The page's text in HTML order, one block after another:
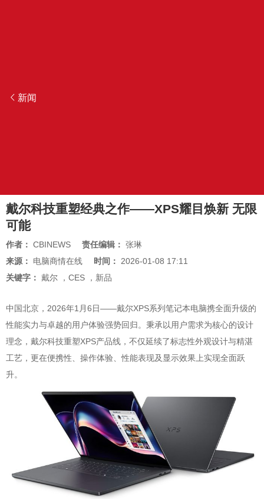
新闻
戴尔科技重塑经典之作——XPS耀目焕新 无限
可能
作者： CBINEWS 责任编辑： 张琳
来源： 电脑商情在线 时间： 2026-01-08 17:11
关键字： 戴尔 ， CES ， 新品
中国北京，2026年1月6日——戴尔XPS系列笔记本电脑携全面升级的
性能实力与卓越的用户体验强势回归。秉承以用户需求为核心的设计
理念，戴尔科技重塑XPS产品线，不仅延续了标志性外观设计与精湛
工艺，更在便携性、操作体验、性能表现及显示效果上实现全面跃
升。